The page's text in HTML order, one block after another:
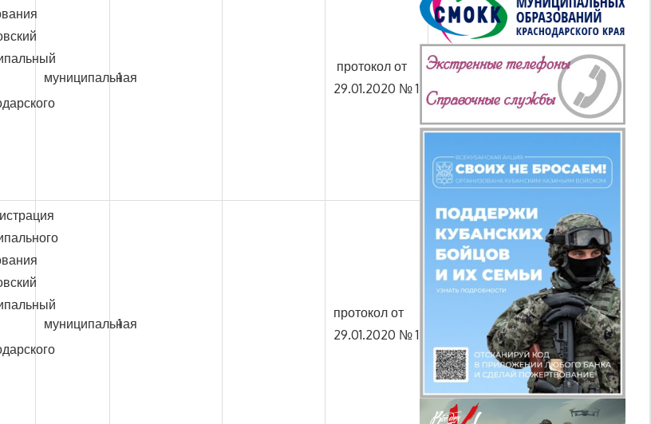
муниципальная
1
протокол от
29.01.2020 № 1
муниципальная
1
протокол от
29.01.2020 № 1